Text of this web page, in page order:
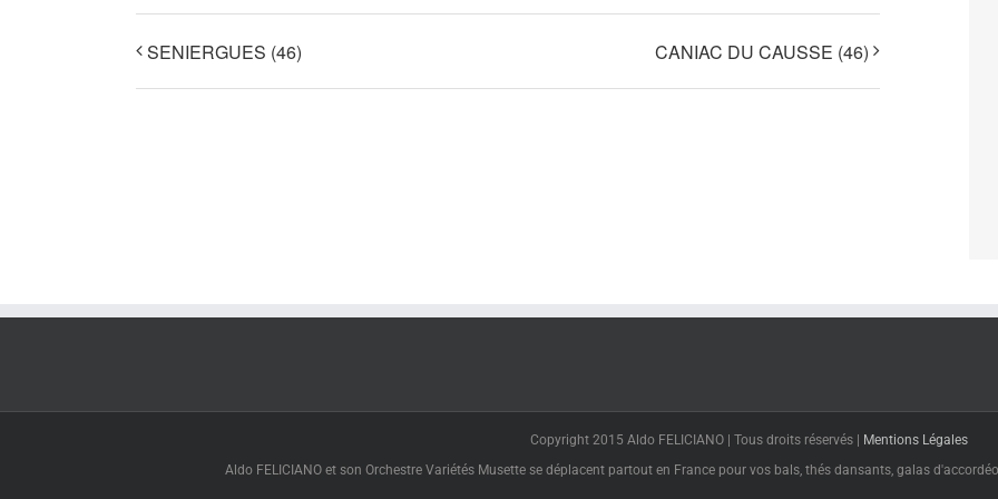
SENIERGUES (46) CANIAC DU CAUSSE (46)
Copyright 2015 Aldo FELICIANO | Tous droits réservés |
Mentions Légales
Aldo FELICIANO et son Orchestre Variétés Musette se déplacent partout en France pour vos bals, thés dansants, galas